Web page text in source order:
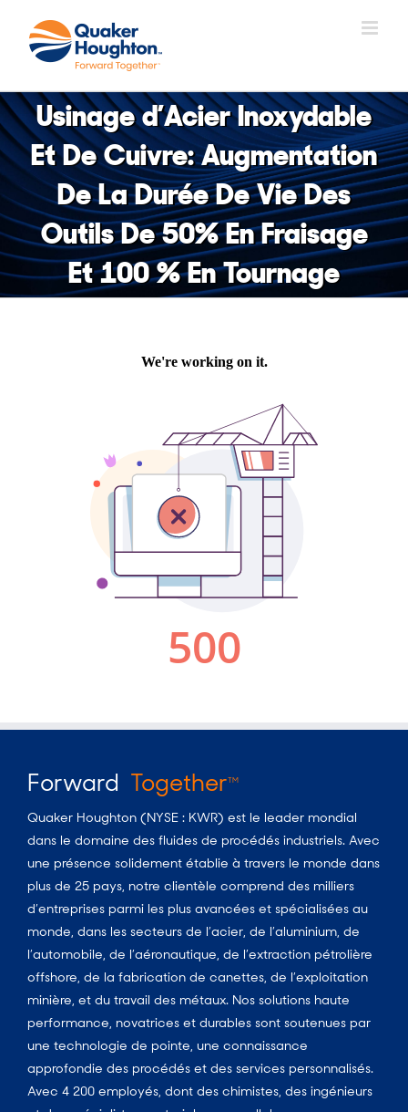
content
Usinage d’Acier Inoxydable
Et De Cuivre: Augmentation
De La Durée De Vie Des
Outils De 50% En Fraisage
Et 100 % En Tournage
Forward TogetherTM
Quaker Houghton (NYSE : KWR) est le leader mondial
dans le domaine des fluides de procédés industriels. Avec
une présence solidement établie à travers le monde dans
plus de 25 pays, notre clientèle comprend des milliers
d’entreprises parmi les plus avancées et spécialisées au
monde, dans les secteurs de l’acier, de l’aluminium, de
l’automobile, de l’aéronautique, de l’extraction pétrolière
offshore, de la fabrication de canettes, de l’exploitation
minière, et du travail des métaux. Nos solutions haute
performance, novatrices et durables sont soutenues par
une technologie de pointe, une connaissance
approfondie des procédés et des services personnalisés.
Avec 4 200 employés, dont des chimistes, des ingénieurs